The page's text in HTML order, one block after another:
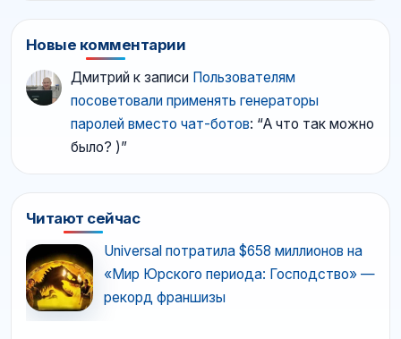
Новые комментарии
Дмитрий к записи Пользователям
посоветовали применять генераторы
паролей вместо чат-ботов: “А что так можно
было? )”
Читают сейчас
Universal потратила $658 миллионов на
«Мир Юрского периода: Господство» —
рекорд франшизы